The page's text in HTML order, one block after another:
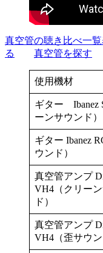
真空管の聴き比べ一
る
真空管を探す
使用機材
ギター Ibanez
ーンサウンド）
ギター Ibanez
ウンド）
真空管アンプ
VH4（クリー
ド）
真空管アンプ
VH4（歪サウン